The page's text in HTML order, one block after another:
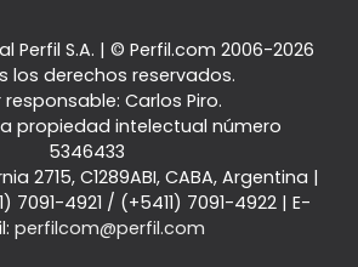
Perfil S.A. | © Perfil.com 2006-2026
los derechos reservados.
responsable: Carlos Piro.
propiedad intelectual número
5346433
2715, C1289ABI, CABA, Argentina |
7091-4921 / (+5411) 7091-4922| E-
perfilcom@perfil.com